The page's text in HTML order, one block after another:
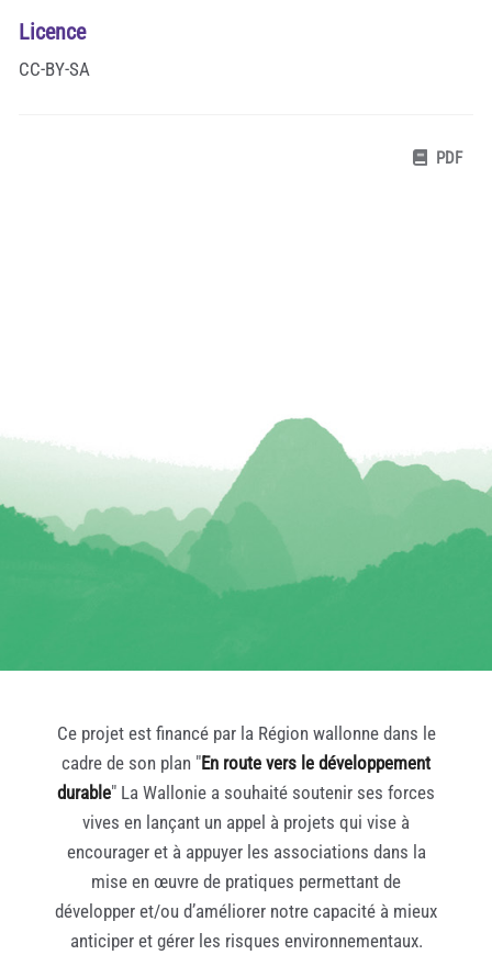
Licence
CC-BY-SA
PDF
Ce projet est financé par la Région wallonne dans le
cadre de son plan "En route vers le développement
durable" La Wallonie a souhaité soutenir ses forces
vives en lançant un appel à projets qui vise à
encourager et à appuyer les associations dans la
mise en œuvre de pratiques permettant de
développer et/ou d’améliorer notre capacité à mieux
anticiper et gérer les risques environnementaux.